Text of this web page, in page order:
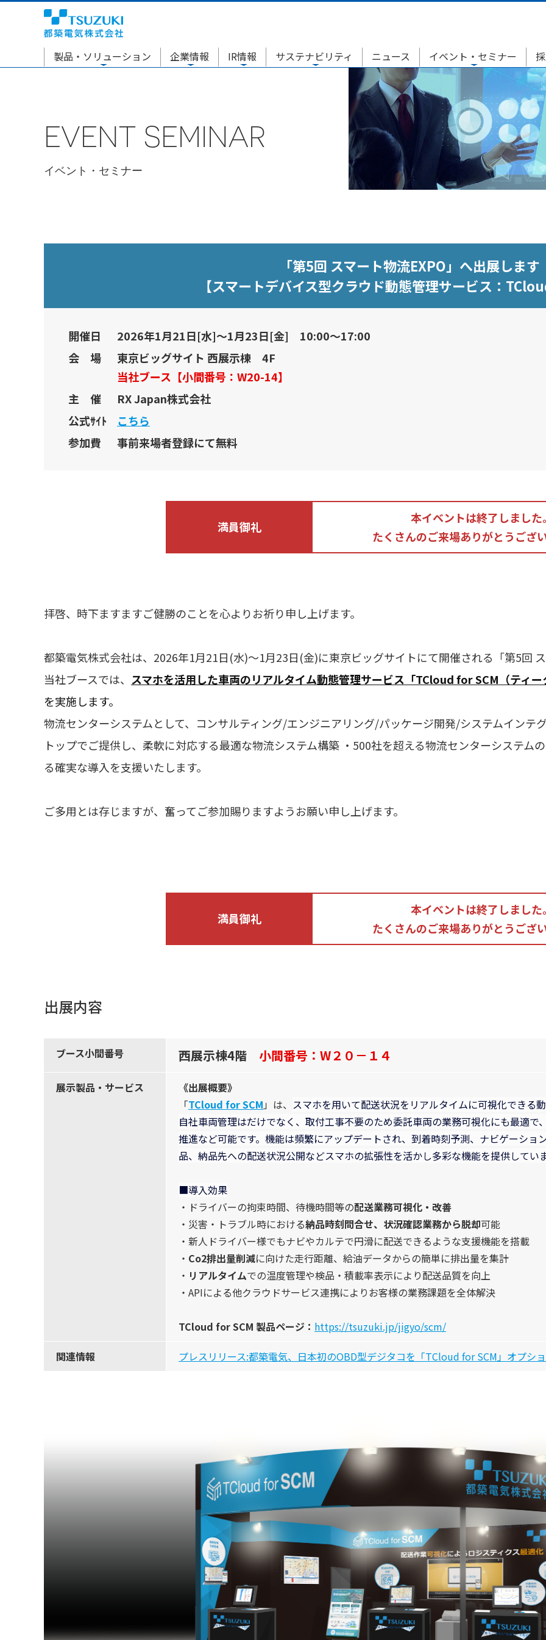
製品・ソリューション 企業情報 IR情報 サステナビリティ ニュース イベント・セミナー
EVENT SEMINAR
イベント・セミナー
「第5回 スマート物流EXPO」へ出展します
【スマートデバイス型クラウド動態管理サービス：
開催日
2026年1月21日[水]～1月23日[金] 10:00～17:00
会 場
東京ビッグサイト 西展示棟 4F
当社ブース【小間番号：W20-14】
主 催
RX Japan株式会社
公式ｻｲﾄ
こち ら
参加費
事前来場者登録にて無料
満員御礼
本イベントは終了しました。
たくさんのご来場ありがとうござ
拝啓、時下ますますご健勝のことを心よりお祈り申し上げます。
都築電気株式会社は、2026年1月21日(水)～1月23日(金)に東京ビッグサイトにて開催される「第5回 ス
当社ブースでは、 スマホを活用した車両のリアルタイム動態管理サービス「TCloud for SCM（ティー
を実施します。
物流センターシステムとして、コンサルティング/エンジニアリング/パッケージ開発/システムインテ
トップでご提供し、柔軟に対応する最適な物流システム構築 ・500社を超える物流センターシステム
る確実な導入を支援いたします。
ご多用とは存じますが、奮ってご参加賜りますようお願い申し上げます。
満員御礼
本イベントは終了しました。
たくさんのご来場ありがとうござ
出展内容
ブース小間番号 西展示棟4階 小間番号：W２０－１４
展示製品・サービス
《出展概要》
「TCloud for SCM 」は、 スマホを用いて配送状況をリアルタイムに可視化できる動
自社車両管理はだけでなく、取付工事不要のため委託車両の業務可視化にも最適
推進など可能です。機能は頻繁にアップデートされ、到着時刻予測、ナビゲーショ
品、納品先への配送状況公開などスマホの拡張性を活かし多彩な機能を提供していま
■導入効果
・ドライバーの拘束時間、待機時間等の配送業務可視化・改善
・災害・トラブル時における納品時刻問合せ、状況確認業務から脱却可能
・新人ドライバー様でもナビやカルテで円滑に配送できるような支援機能を搭載
・ Co2排出量削減に向けた走行距離、給油データからの簡単に排出量を集計
・ リアルタイムでの温度管理や検品・積載率表示により配送品質を向上
・APIによる他クラウドサービス連携によりお客様の業務課題を全体解決
TCloud for SCM 製品ページ： https://tsuzuki.jp/jigyo/scm/
関連情報 プレスリリース:都築電気、日本初のOBD型デジタコを「TCloud for SCM」オプシ